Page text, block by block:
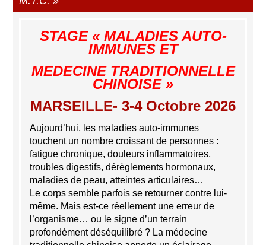
STAGE « MALADIES AUTO-
IMMUNES ET
MEDECINE TRADITIONNELLE
CHINOISE »
MARSEILLE- 3-4 Octobre 2026
Aujourd’hui, les maladies auto-immunes
touchent un nombre croissant de personnes :
fatigue chronique, douleurs inflammatoires,
troubles digestifs, dérèglements hormonaux,
maladies de peau, atteintes articulaires…
Le corps semble parfois se retourner contre lui-
même. Mais est-ce réellement une erreur de
l’organisme… ou le signe d’un terrain
profondément déséquilibré ? La médecine